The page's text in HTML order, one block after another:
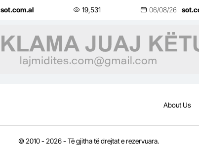
herë i dehur në timon! Kufizime të reja
sot.com.al 19,531 06/08/26
About Us
© 2010 - 2026 - Të gjitha të drejtat e rezervuara.